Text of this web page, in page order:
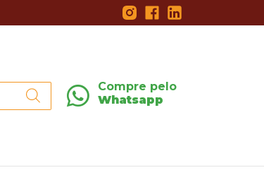
Compre pelo
Whatsapp